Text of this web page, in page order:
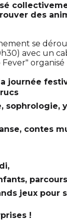
des
se
avec un
organisé
journée
sophrologie,
contes
jeux pour
!